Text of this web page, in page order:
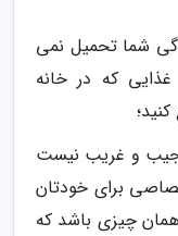
شما تحمیل نمی
که در خانه
و غریب نیست
برای خودتان
چیزی باشد که